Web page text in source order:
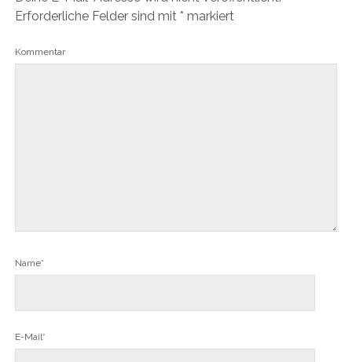
Erforderliche Felder sind mit * markiert
Kommentar
Name*
E-Mail*